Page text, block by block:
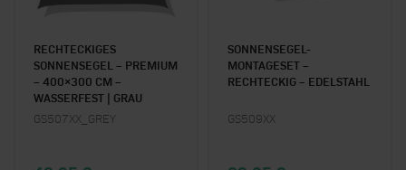
RECHTECKIGES
SONNENSEGEL – PREMIUM
– 400×300 CM –
WASSERFEST | GRAU
GS507XX_GREY
SONNENSEGEL-
MONTAGESET –
RECHTECKIG – EDELSTAHL
GS509XX